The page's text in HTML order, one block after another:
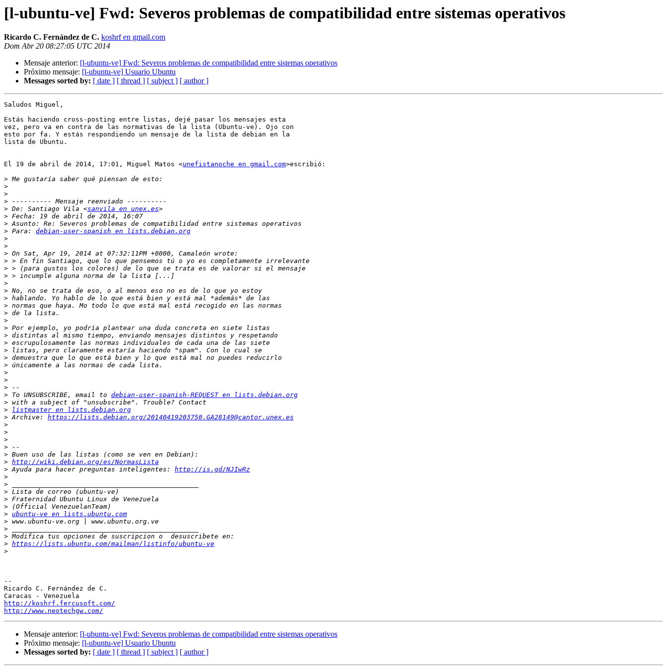
[l-ubuntu-ve] Fwd: Severos problemas de compatibilidad entre sistemas operativos
Ricardo C. Fernández de C. koshrf en gmail.com
Dom Abr 20 08:27:05 UTC 2014
Mensaje anterior: [l-ubuntu-ve] Fwd: Severos problemas de compatibilidad entre sistemas operativos
Próximo mensaje: [l-ubuntu-ve] Usuario Ubuntu
Messages sorted by: [ date ] [ thread ] [ subject ] [ author ]
Saludos Miguel,
Estás haciendo cross-posting entre listas, dejé pasar los mensajes esta
vez, pero va en contra de las normativas de la lista (Ubuntu-ve). Ojo con
esto por fa. Y estás respondiendo un mensaje de la lista de debian en la
lista de Ubuntu.
El 19 de abril de 2014, 17:01, Miguel Matos <unefistanoche en gmail.com>escribió:
>
>
>
>
> De: Santiago Vila <sanvila en unex.es
>
>
> Para: debian-user-spanish en lists.debian.org
>
>
>
>
>
>
>
>
>
>
>
>
>
>
>
>
>
>
>
>
>
> To UNSUBSCRIBE, email to debian-user-spanish-REQUEST en lists.debian.org
>
>
listmaster en lists.debian.org
> Archive: https://lists.debian.org/20140419203750.GA28149@cantor.unex.es
>
>
>
>
>
> http://wiki.debian.org/es/NormasLista
> Ayuda para hacer preguntas inteligentes: http://is.gd/NJIwRz
>
>
>
>
>
> ubuntu-ve en lists.ubuntu.com
>
>
>
> https://lists.ubuntu.com/mailman/listinfo/ubuntu-ve
>
--
Ricardo C. Fernández de C.
http://koshrf.fercusoft.com/
http://www.neotechgw.com/
Mensaje anterior: [l-ubuntu-ve] Fwd: Severos problemas de compatibilidad entre sistemas operativos
Próximo mensaje: [l-ubuntu-ve] Usuario Ubuntu
Messages sorted by: [ date ] [ thread ] [ subject ] [ author ]